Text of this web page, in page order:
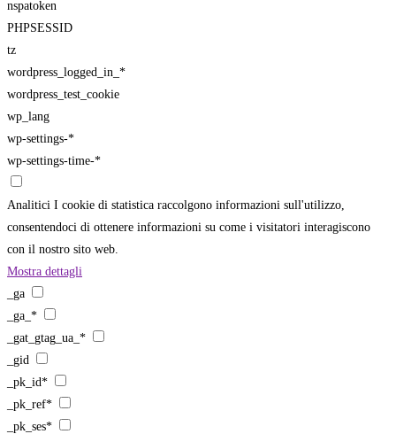
nspatoken
PHPSESSID
tz
wordpress_logged_in_*
wordpress_test_cookie
wp_lang
wp-settings-*
wp-settings-time-*
Analitici I cookie di statistica raccolgono informazioni sull'utilizzo,
consentendoci di ottenere informazioni su come i visitatori interagiscono
con il nostro sito web.
Mostra dettagli
_ga
_ga_*
_gat_gtag_ua_*
_gid
_pk_id*
_pk_ref*
_pk_ses*